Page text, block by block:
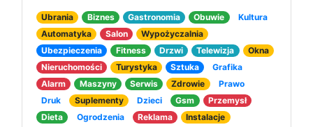
Ubrania Biznes Gastronomia Obuwie
Kultura
Automatyka
Salon
Wypożyczalnia
Ubezpieczenia
Fitness Drzwi Telewizja
Okna
Nieruchomości
Turystyka Sztuka
Grafika
Alarm
Maszyny Serwis Zdrowie
Prawo
Druk
Suplementy Dzieci Gsm
Przemysł
Dieta
Ogrodzenia Reklama
Instalacje